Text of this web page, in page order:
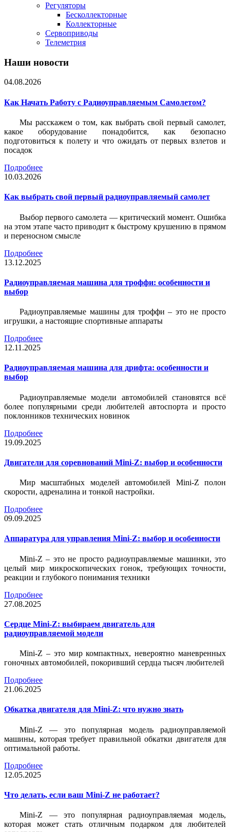
Регуляторы
Бесколлекторные
Коллекторные
Сервоприводы
Телеметрия
Наши новости
04.08.2026
Как Начать Работу с Радиоуправляемым Самолетом?
Мы расскажем о том, как выбрать свой первый самолет,
какое оборудование понадобится, как безопасно
подготовиться к полету и что ожидать от первых взлетов и
посадок
Подробнее
10.03.2026
Как выбрать свой первый радиоуправляемый самолет
Выбор первого самолета — критический момент. Ошибка
на этом этапе часто приводит к быстрому крушению в прямом
и переносном смысле
Подробнее
13.12.2025
Радиоуправляемая машина для троффи: особенности и
выбор
Радиоуправляемые машины для троффи – это не просто
игрушки, а настоящие спортивные аппараты
Подробнее
12.11.2025
Радиоуправляемая машина для дрифта: особенности и
выбор
Радиоуправляемые модели автомобилей становятся всё
более популярными среди любителей автоспорта и просто
поклонников технических новинок
Подробнее
19.09.2025
Двигатели для соревнований Mini-Z: выбор и особенности
Мир масштабных моделей автомобилей Mini-Z полон
скорости, адреналина и тонкой настройки.
Подробнее
09.09.2025
Аппаратура для управления Mini-Z: выбор и особенности
Mini-Z – это не просто радиоуправляемые машинки, это
целый мир микроскопических гонок, требующих точности,
реакции и глубокого понимания техники
Подробнее
27.08.2025
Сердце Mini-Z: выбираем двигатель для
радиоуправляемой модели
Mini-Z – это мир компактных, невероятно маневренных
гоночных автомобилей, покоривший сердца тысяч любителей
Подробнее
21.06.2025
Обкатка двигателя для Mini-Z: что нужно знать
Mini-Z — это популярная модель радиоуправляемой
машины, которая требует правильной обкатки двигателя для
оптимальной работы.
Подробнее
12.05.2025
Что делать, если ваш Mini-Z не работает?
Mini-Z — это популярная радиоуправляемая модель,
которая может стать отличным подарком для любителей